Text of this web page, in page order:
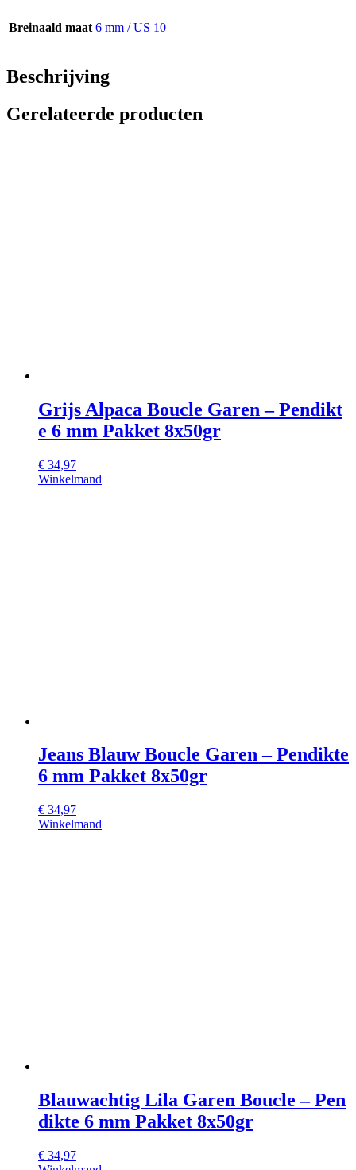
Breinaald maat 6 mm / US 10
Beschrijving
Gerelateerde producten
Grijs Alpaca Boucle Garen – Pendikt
e 6 mm Pakket 8x50gr
€ 34,97
Winkelmand
Jeans Blauw Boucle Garen – Pendikte
6 mm Pakket 8x50gr
€ 34,97
Winkelmand
Blauwachtig Lila Garen Boucle – Pen
dikte 6 mm Pakket 8x50gr
€ 34,97